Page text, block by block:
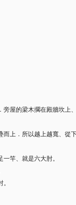
旁屋的梁木擱在殿牆坎上
而上．所以越上越寬、從
竿、就是六大肘。